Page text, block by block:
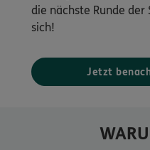
die nächste Runde der
sich!
Jetzt